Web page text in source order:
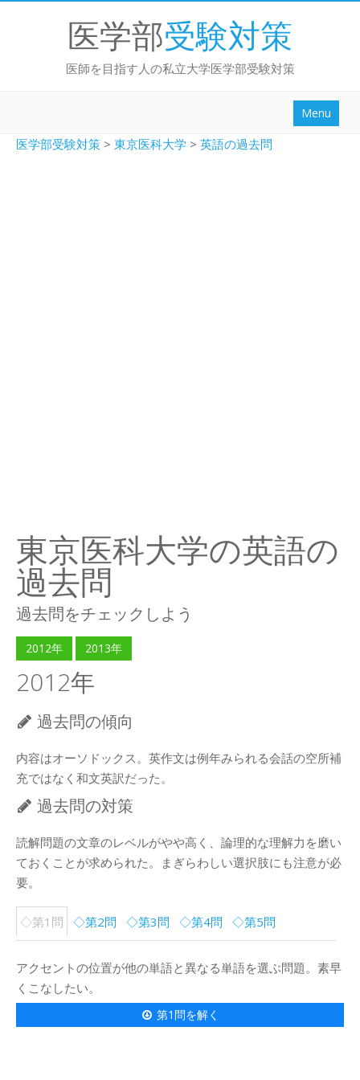
医学部受験対策
医師を目指す人の私立大学医学部受験対策
Menu
勉強法ブログ
医学部受験対策 > 東京医科大学 > 英語の過去問
東京医科大学の英語の
過去問
過去問をチェックしよう
2012年 2013年
2012年
過去問の傾向
内容はオーソドックス。英作文は例年みられる会話の空所補
充ではなく和文英訳だった。
過去問の対策
読解問題の文章のレベルがやや高く、論理的な理解力を磨い
ておくことが求められた。まぎらわしい選択肢にも注意が必
要。
◇第1問 ◇第2問 ◇第3問 ◇第4問 ◇第5問
アクセントの位置が他の単語と異なる単語を選ぶ問題。素早
くこなしたい。
第1問を解く